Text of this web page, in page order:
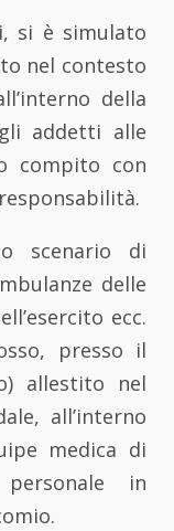
si è simulato
nel contesto
della
addetti alle
compito con
scenario di
delle
ecc.
presso il
allestito nel
all’interno
medica di
in